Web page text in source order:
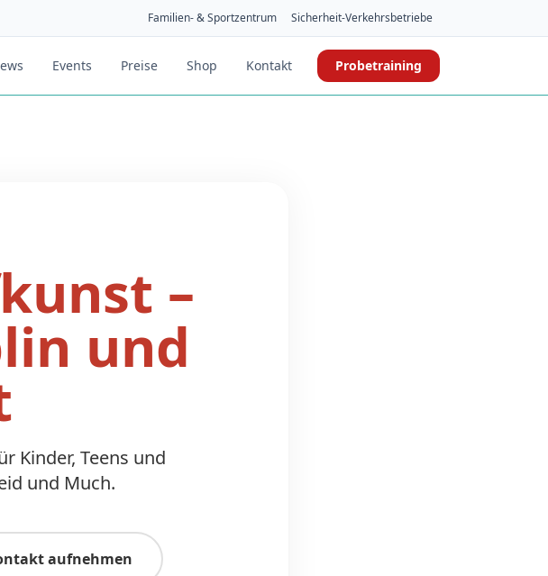
Familien- & Sportzentrum Sicherheit-Verkehrsbetriebe
Events Preise Shop Kontakt Probetraining
–
und
Kinder, Teens und
und Much.
aufnehmen